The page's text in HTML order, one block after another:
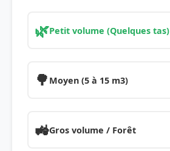
🌿Petit volume (Quelques tas)
🌳 Moyen (5 à 15 m3)
🚜Gros volume / Forêt